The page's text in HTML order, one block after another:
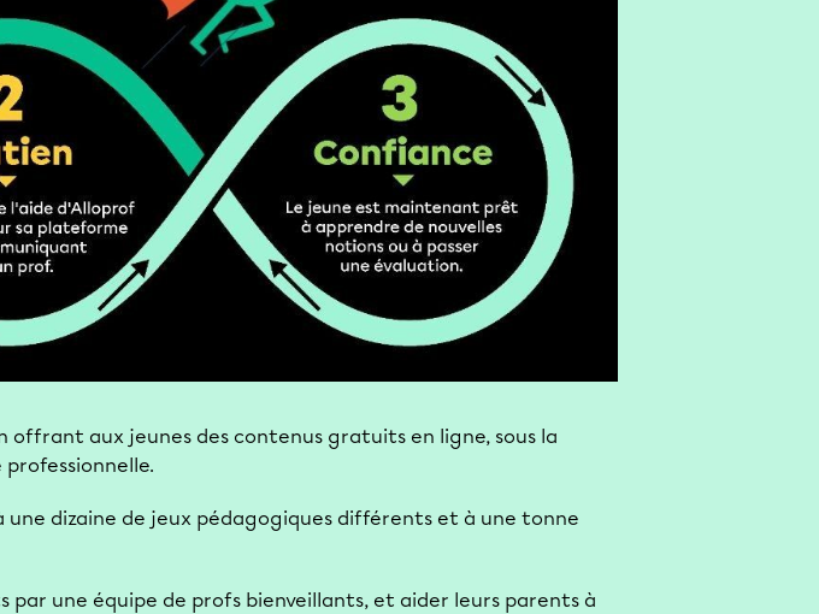
offrant aux jeunes des contenus gratuits en ligne, sous la
une dizaine de jeux pédagogiques différents et à une tonne
une équipe de profs bienveillants, et aider leurs parents à